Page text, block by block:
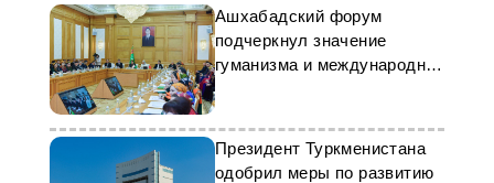
Ашхабадский форум
подчеркнул значение
гуманизма и международной
кооперации
Президент Туркменистана
одобрил меры по развитию